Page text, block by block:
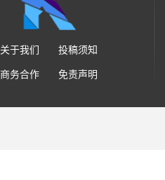
关于我们
投稿须知
商务合作
免责声明